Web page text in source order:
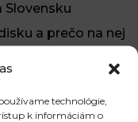
technológie,
k informáciám o
Slovensku
a prečo na nej
ju meniť, aby